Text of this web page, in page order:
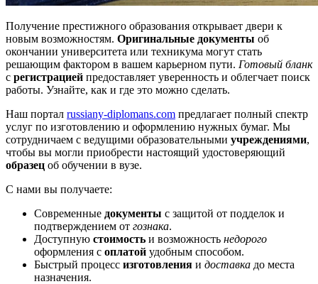
Получение престижного образования открывает двери к
новым возможностям. Оригинальные документы об
окончании университета или техникума могут стать
решающим фактором в вашем карьерном пути. Готовый бланк
с регистрацией предоставляет уверенность и облегчает поиск
работы. Узнайте, как и где это можно сделать.
Наш портал russiany-diplomans.com предлагает полный спектр
услуг по изготовлению и оформлению нужных бумаг. Мы
сотрудничаем с ведущими образовательными учреждениями,
чтобы вы могли приобрести настоящий удостоверяющий
образец об обучении в вузе.
С нами вы получаете:
Современные документы с защитой от подделок и
подтверждением от гознака.
Доступную стоимость и возможность недорого
оформления с оплатой удобным способом.
Быстрый процесс изготовления и доставка до места
назначения.